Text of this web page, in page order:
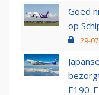
Goed
op
29-
E190-